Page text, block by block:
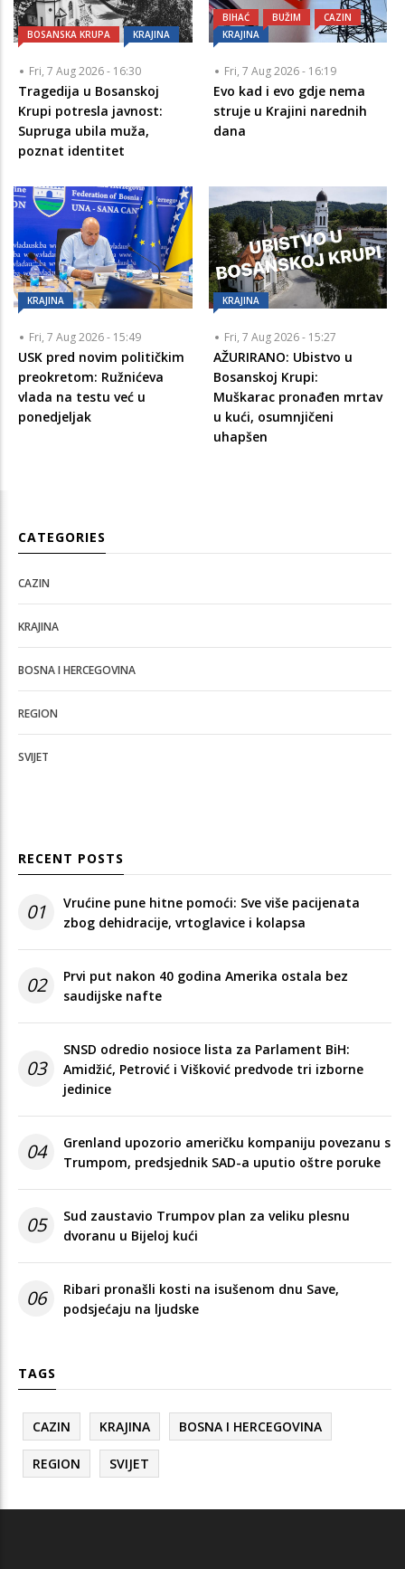
BOSANSKA KRUPA KRAJINA
Fri, 7 Aug 2026 - 16:30
Tragedija u Bosanskoj
Krupi potresla javnost:
Supruga ubila muža,
poznat identitet
BIHAĆ BUŽIM
CAZIN
KRAJINA
Fri, 7 Aug 2026 - 16:19
Evo kad i evo gdje nema
struje u Krajini narednih
dana
KRAJINA
Fri, 7 Aug 2026 - 15:49
USK pred novim političkim
preokretom: Ružnićeva
vlada na testu već u
ponedjeljak
KRAJINA
Fri, 7 Aug 2026 - 15:27
AŽURIRANO: Ubistvo u
Bosanskoj Krupi:
Muškarac pronađen mrtav
u kući, osumnjičeni
uhapšen
CATEGORIES
CAZIN
KRAJINA
BOSNA I HERCEGOVINA
REGION
SVIJET
RECENT POSTS
01
Vrućine pune hitne pomoći: Sve više pacijenata
zbog dehidracije, vrtoglavice i kolapsa
02
Prvi put nakon 40 godina Amerika ostala bez
saudijske nafte
03
SNSD odredio nosioce lista za Parlament BiH:
Amidžić, Petrović i Višković predvode tri izborne
jedinice
04
Grenland upozorio američku kompaniju povezanu s
Trumpom, predsjednik SAD-a uputio oštre poruke
05
Sud zaustavio Trumpov plan za veliku plesnu
dvoranu u Bijeloj kući
06
Ribari pronašli kosti na isušenom dnu Save,
podsjećaju na ljudske
TAGS
CAZIN KRAJINA BOSNA I HERCEGOVINA
REGION SVIJET